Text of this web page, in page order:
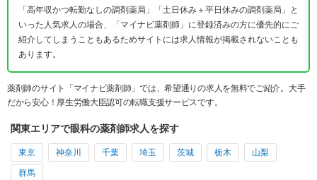
「高年収かつ転勤なしの調剤薬局」「土日休み＋平日休みの調剤薬局」と
いった人気求人の場合、「マイナビ薬剤師」に登録済みの方に優先的にご
紹介してしまうこともあるためサイトには求人情報が掲載されないことも
あります。
薬剤師のサイト「マイナビ薬剤師」では、希望通りの求人を無料でご紹介。大手
だから安心！厚生労働大臣認可の転職支援サービスです。
関東エリアで眼科の薬剤師求人を探す
東京 神奈川 千葉 埼玉 茨城 栃木 山梨
群馬